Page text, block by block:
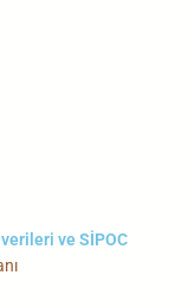
ve SİPOC